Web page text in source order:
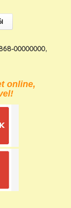
00000000,
online,